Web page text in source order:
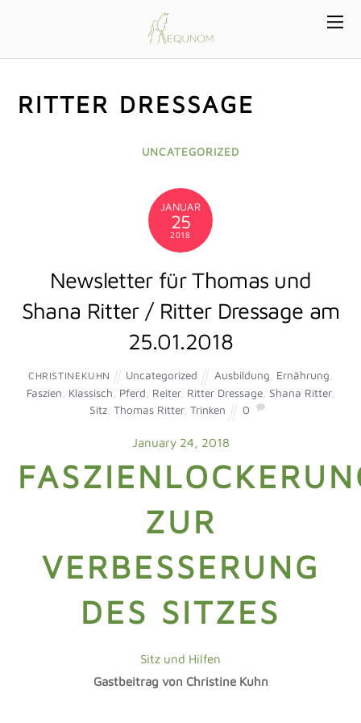
RITTER DRESSAGE
UNCATEGORIZED
JANUAR
25
2018
Newsletter für Thomas und
Shana Ritter / Ritter Dressage am
25.01.2018
CHRISTINEKUHN Uncategorized Ausbildung, Ernährung,
Faszien, Klassisch, Pferd, Reiter, Ritter Dressage, Shana Ritter,
Sitz,Thomas Ritter,Trinken 0
January 24, 2018
ZUR
VERBESSERUNG
DES SITZES
Sitz und Hilfen
Gastbeitrag von Christine Kuhn